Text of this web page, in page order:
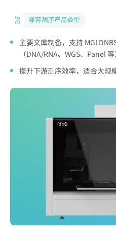
主要文库制备，支持 MGI
（DNA/RNA、WGS、Panel 等
提升下游测序效率，适合大规